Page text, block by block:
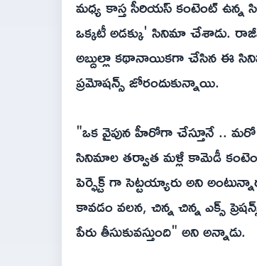
మధ్య కాస్త సీరియస్ కంటెంట్ ఉన్న
ఒక్కటీ అడక్కు' సినిమా చేశాడు.
అబ్దుల్లా కథానాయికగా చేసిన ఈ
ప్రమోషన్స్ జోరందుకున్నాయి.
"ఒక వైపున హీరోగా చేస్తూనే .. మరో
సినిమాల తర్వాత మళ్లీ కామెడీ
పెర్ఫెక్ట్ గా సెట్టయ్యారు అని
కావడం వలన, చిన్న చిన్న ఎక్స్
పేరు తీసుకువస్తుంది" అని అన్నాడు.